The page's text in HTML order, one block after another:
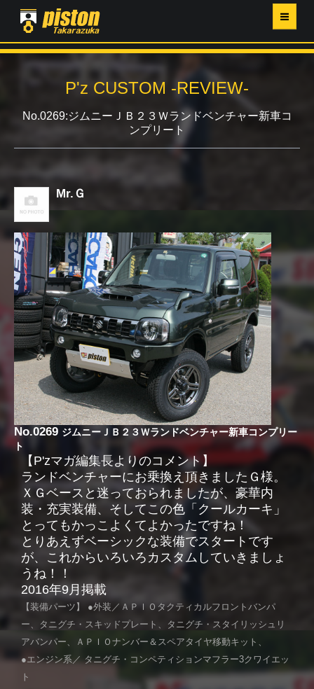
ホーム
P'Z MAGAZINE
店舗ご案内
P'z CUSTOM -REVIEW-
No.0269:ジムニーＪＢ２３Ｗランドベンチャー新車コ
ンプリート
Mr.Ｇ
No.0269 ジムニーＪＢ２３Ｗランドベンチャー新車コンプリー
ト
【P'zマガ編集長よりのコメント】
ランドベンチャーにお乗換え頂きましたＧ様。
ＸＧベースと迷っておられましたが、豪華内
装・充実装備、そしてこの色「クールカーキ」
とってもかっこよくてよかったですね！
とりあえずベーシックな装備でスタートです
が、これからいろいろカスタムしていきましょ
うね！！
2016年9月掲載
【装備パーツ】 ●外装／ＡＰＩＯタクティカルフロントバンパ
ー、タニグチ・スキッドプレート、タニグチ・スタイリッシュリ
アバンパー、ＡＰＩＯナンバー＆スペアタイヤ移動キット、
●エンジン系／ タニグチ・コンペティションマフラー3クワイエッ
ト